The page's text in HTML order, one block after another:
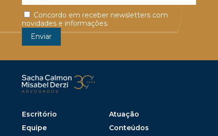
Concordo em receber newsletters com
novidades e informações.
Escritório
Atuação
Equipe
Conteúdos